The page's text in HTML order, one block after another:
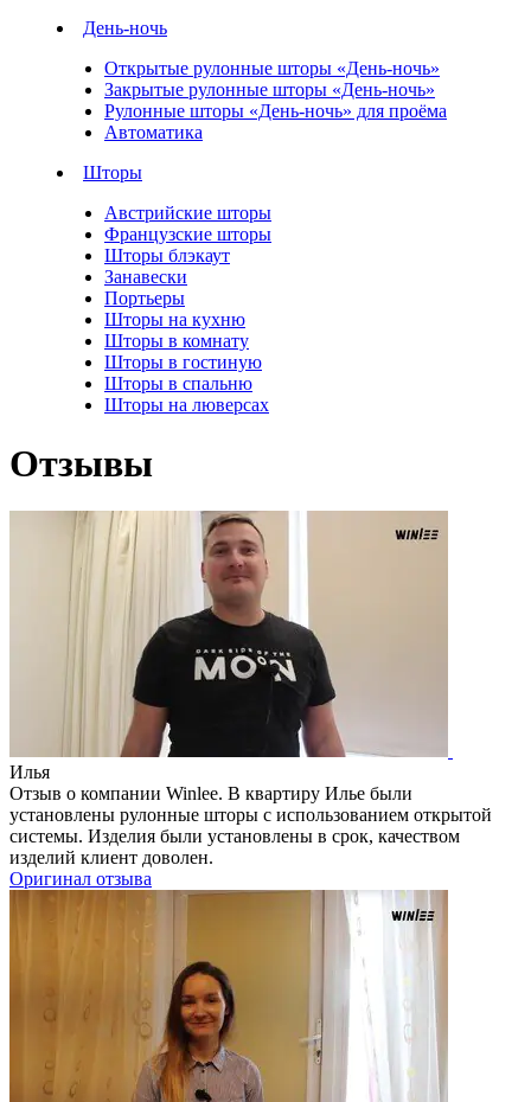
День-ночь
Открытые рулонные шторы «День-ночь»
Закрытые рулонные шторы «День-ночь»
Рулонные шторы «День-ночь» для проёма
Автоматика
Шторы
Австрийские шторы
Французские шторы
Шторы блэкаут
Занавески
Портьеры
Шторы на кухню
Шторы в комнату
Шторы в гостиную
Шторы в спальню
Шторы на люверсах
Отзывы
Илья
Отзыв о компании Winlee. В квартиру Илье были
установлены рулонные шторы с использованием открытой
системы. Изделия были установлены в срок, качеством
изделий клиент доволен.
Оригинал отзыва